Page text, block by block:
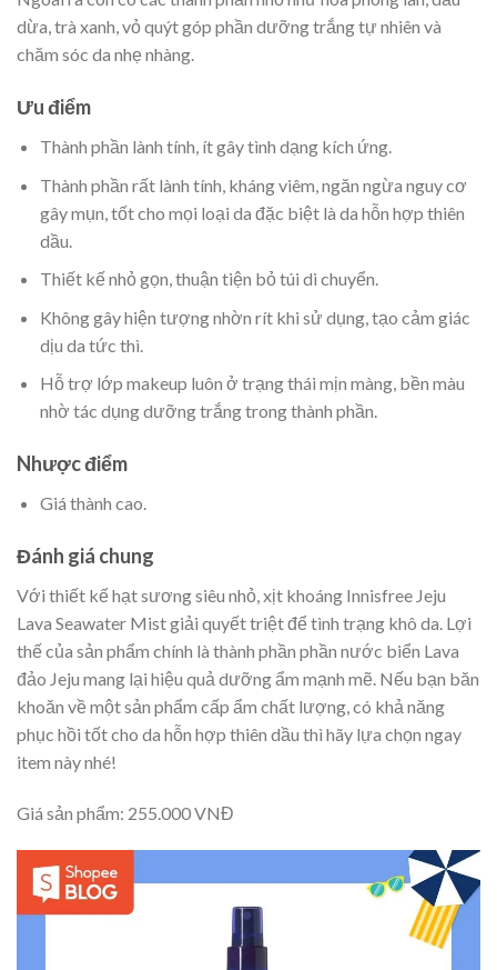
dừa, trà xanh, vỏ quýt góp phần dưỡng trắng tự nhiên và
chăm sóc da nhẹ nhàng.
Ưu điểm
Thành phần lành tính, ít gây tình dạng kích ứng.
Thành phần rất lành tính, kháng viêm, ngăn ngừa nguy cơ
gây mụn, tốt cho mọi loại da đặc biệt là da hỗn hợp thiên
dầu.
Thiết kế nhỏ gọn, thuận tiện bỏ túi di chuyển.
Không gây hiện tượng nhờn rít khi sử dụng, tạo cảm giác
dịu da tức thì.
Hỗ trợ lớp makeup luôn ở trạng thái mịn màng, bền màu
nhờ tác dụng dưỡng trắng trong thành phần.
Nhược điểm
Giá thành cao.
Đánh giá chung
Với thiết kế hạt sương siêu nhỏ, xịt khoáng Innisfree Jeju
Lava Seawater Mist giải quyết triệt để tình trạng khô da. Lợi
thế của sản phẩm chính là thành phần phần nước biển Lava
đảo Jeju mang lại hiệu quả dưỡng ẩm mạnh mẽ. Nếu bạn băn
khoăn về một sản phẩm cấp ẩm chất lượng, có khả năng
phục hồi tốt cho da hỗn hợp thiên dầu thì hãy lựa chọn ngay
item này nhé!
Giá sản phẩm: 255.000 VNĐ